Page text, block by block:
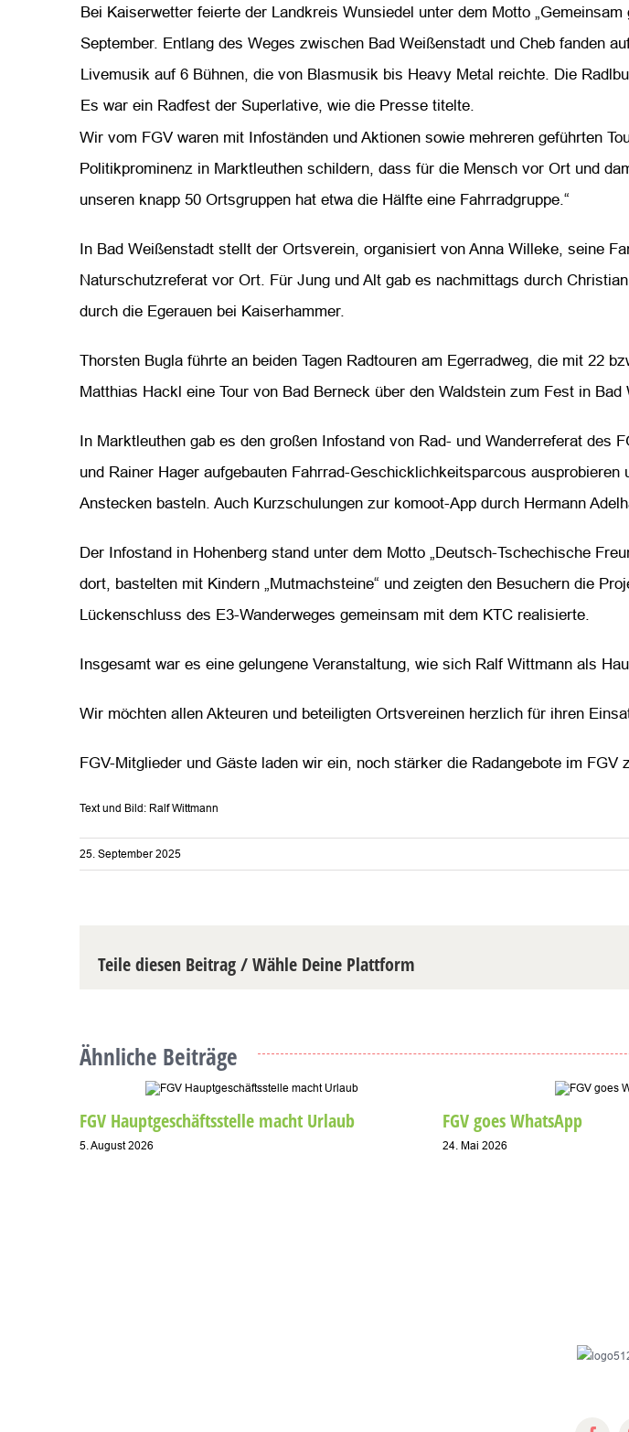
Bei Kaiserwetter feierte der Landkreis Wunsiedel unter dem Motto
September. Entlang des Weges zwischen Bad Weißenstadt und Cheb fanden
Livemusik auf 6 Bühnen, die von Blasmusik bis Heavy Metal reichte. Die
Es war ein Radfest der Superlative, wie die Presse titelte.
Wir vom FGV waren mit Infoständen und Aktionen sowie mehreren geführten
Politikprominenz in Marktleuthen schildern, dass für die Mensch vor Ort und
unseren knapp 50 Ortsgruppen hat etwa die Hälfte eine Fahrradgruppe.“
In Bad Weißenstadt stellt der Ortsverein, organisiert von Anna Willeke, seine
Naturschutzreferat vor Ort. Für Jung und Alt gab es nachmittags durch
durch die Egerauen bei Kaiserhammer.
Thorsten Bugla führte an beiden Tagen Radtouren am Egerradweg, die mit 22
Matthias Hackl eine Tour von Bad Berneck über den Waldstein zum Fest in Bad
In Marktleuthen gab es den großen Infostand von Rad- und Wanderreferat des
und Rainer Hager aufgebauten Fahrrad-Geschicklichkeitsparcous
Anstecken basteln. Auch Kurzschulungen zur komoot-App durch Hermann
Der Infostand in Hohenberg stand unter dem Motto „Deutsch-Tschechische
dort, bastelten mit Kindern „Mutmachsteine“ und zeigten den Besuchern die
Lückenschluss des E3-Wanderweges gemeinsam mit dem KTC realisierte.
Insgesamt war es eine gelungene Veranstaltung, wie sich Ralf Wittmann als
Wir möchten allen Akteuren und beteiligten Ortsvereinen herzlich für ihren
FGV-Mitglieder und Gäste laden wir ein, noch stärker die Radangebote im FGV
Text und Bild: Ralf Wittmann
25. September 2025
Teile diesen Beitrag / Wähle Deine Plattform
Ähnliche Beiträge
FGV Hauptgeschäftsstelle macht Urlaub
5. August 2026
FGV goes WhatsApp
24. Mai 2026